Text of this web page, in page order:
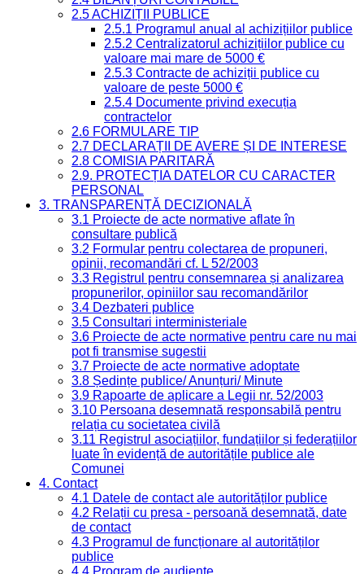
2.5 ACHIZIȚII PUBLICE
2.5.1 Programul anual al achizițiilor publice
2.5.2 Centralizatorul achizițiilor publice cu
valoare mai mare de 5000 €
2.5.3 Contracte de achiziții publice cu
valoare de peste 5000 €
2.5.4 Documente privind execuția
contractelor
2.6 FORMULARE TIP
2.7 DECLARAȚII DE AVERE ȘI DE INTERESE
2.8 COMISIA PARITARĂ
2.9. PROTECȚIA DATELOR CU CARACTER
PERSONAL
3. TRANSPARENȚĂ DECIZIONALĂ
3.1 Proiecte de acte normative aflate în
consultare publică
3.2 Formular pentru colectarea de propuneri,
opinii, recomandări cf. L 52/2003
3.3 Registrul pentru consemnarea și analizarea
propunerilor, opiniilor sau recomandărilor
3.4 Dezbateri publice
3.5 Consultari interministeriale
3.6 Proiecte de acte normative pentru care nu mai
pot fi transmise sugestii
3.7 Proiecte de acte normative adoptate
3.8 Ședințe publice/ Anunțuri/ Minute
3.9 Rapoarte de aplicare a Legii nr. 52/2003
3.10 Persoana desemnată responsabilă pentru
relația cu societatea civilă
3.11 Registrul asociațiilor, fundațiilor și federațiilor
luate în evidență de autoritățile publice ale
Comunei
4. Contact
4.1 Datele de contact ale autorităților publice
4.2 Relații cu presa - persoană desemnată, date
de contact
4.3 Programul de funcționare al autorităților
publice
4.4 Program de audiențe